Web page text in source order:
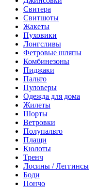
Свитера
Свитшоты
Жакеты
Пуховики
Лонгсливы
Фетровые шляпы
Комбинезоны
Пиджаки
Пальто
Пуловеры
Одежда для дома
Жилеты
Шорты
Ветровки
Полупальто
Плащи
Кюлоты
Тренч
Лосины / Леггинсы
Боди
Пончо